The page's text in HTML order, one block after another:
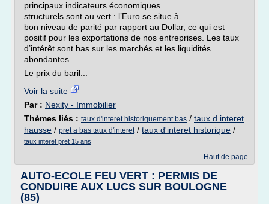
principaux indicateurs économiques
structurels sont au vert : l’Euro se situe à
bon niveau de parité par rapport au Dollar, ce qui est
positif pour les exportations de nos entreprises. Les taux
d’intérêt sont bas sur les marchés et les liquidités
abondantes.
Le prix du baril...
Voir la suite
Par : Nexity - Immobilier
Thèmes liés : taux d'interet historiquement bas / taux d interet
hausse / pret a bas taux d'interet/ taux d'interet historique /
taux interet pret 15 ans
Haut de page
AUTO-ECOLE FEU VERT : PERMIS DE
CONDUIRE AUX LUCS SUR BOULOGNE
(85)